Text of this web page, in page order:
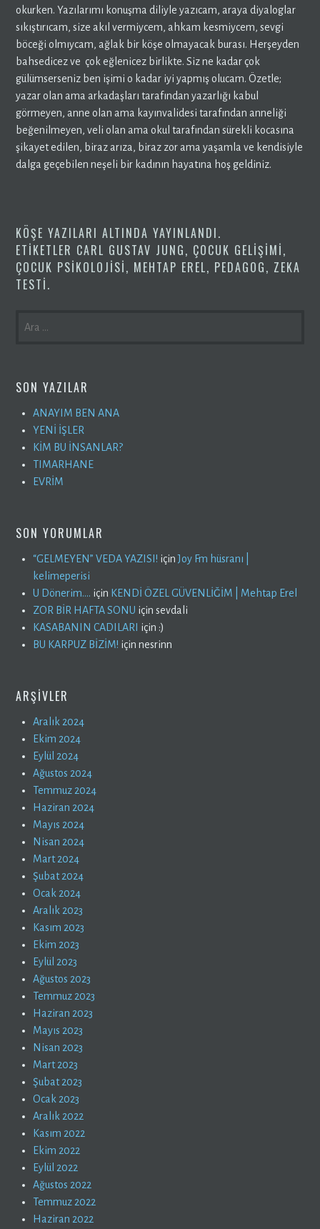
okurken. Yazılarımı konuşma diliyle yazıcam, araya diyaloglar
sıkıştırıcam, size akıl vermiycem, ahkam kesmiycem, sevgi
böceği olmıycam, ağlak bir köşe olmayacak burası. Herşeyden
bahsedicez ve çok eğlenicez birlikte. Siz ne kadar çok
gülümserseniz ben işimi o kadar iyi yapmış olucam. Özetle;
yazar olan ama arkadaşları tarafından yazarlığı kabul
görmeyen, anne olan ama kayınvalidesi tarafından anneliği
beğenilmeyen, veli olan ama okul tarafından sürekli kocasına
şikayet edilen, biraz arıza, biraz zor ama yaşamla ve kendisiyle
dalga geçebilen neşeli bir kadının hayatına hoş geldiniz.
KÖŞE YAZILARI ALTINDA YAYINLANDI.
ETIKETLER CARL GUSTAV JUNG, ÇOCUK GELIŞIMI,
ÇOCUK PSIKOLOJISI, MEHTAP EREL, PEDAGOG, ZEKA
TESTI.
SON YAZILAR
ANAYIM BEN ANA
YENİ İŞLER
KİM BU İNSANLAR?
TIMARHANE
EVRİM
SON YORUMLAR
“GELMEYEN” VEDA YAZISI! içinJoy Fm hüsranı |
kelimeperisi
U Dönerim…. için KENDİ ÖZEL GÜVENLİĞİM | Mehtap Erel
ZOR BİR HAFTA SONU içinsevdali
KASABANIN CADILARI
için :)
BU KARPUZ BİZİM! içinnesrinn
ARŞIVLER
Aralık 2024
Ekim 2024
Eylül 2024
Ağustos 2024
Temmuz 2024
Haziran 2024
Mayıs 2024
Nisan 2024
Mart 2024
Şubat 2024
Ocak 2024
Aralık 2023
Kasım 2023
Ekim 2023
Eylül 2023
Ağustos 2023
Temmuz 2023
Haziran 2023
Mayıs 2023
Nisan 2023
Mart 2023
Şubat 2023
Ocak 2023
Aralık 2022
Kasım 2022
Ekim 2022
Eylül 2022
Ağustos 2022
Temmuz 2022
Haziran 2022